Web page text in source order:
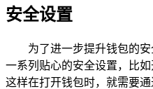
安全设置
为了进一步提升钱包的
一系列贴心的安全设置，比
这样在打开钱包时，就需要